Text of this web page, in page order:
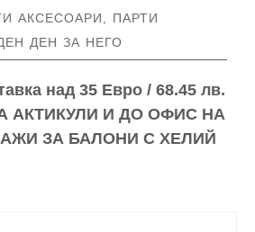
АКСЕСОАРИ
ПАРТИ
ДЕН ЗА НЕГО
над 35 Евро / 68.45 лв.
АКТИКУЛИ И ДО ОФИС НА
ЗА БАЛОНИ С ХЕЛИЙ